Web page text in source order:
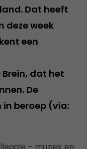
Dat heeft
deze week
een
dat het
De
beroep (via:
– muziek en